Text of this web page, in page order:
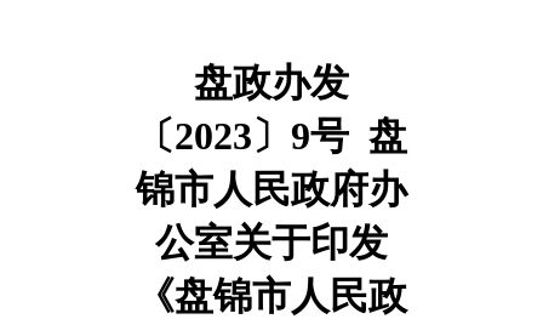
盘政办发
〔2023〕9号 盘
锦市人民政府办
公室关于印发
《盘锦市人民政